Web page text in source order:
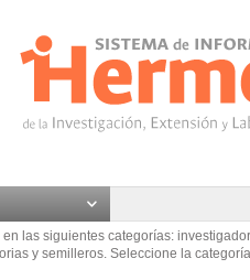
las siguientes categorías:
y semilleros. Seleccione la